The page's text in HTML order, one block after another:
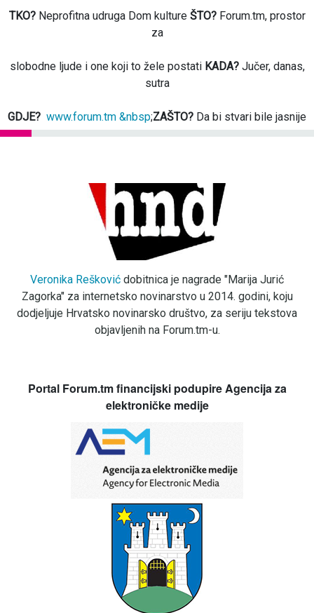
TKO?Neprofitna udruga Dom kulture ŠTO?Forum.tm, prostor
za
slobodne ljude i one koji to žele postati KADA?Jučer, danas,
sutra
GDJE? www.forum.tm &nbsp;ZAŠTO? Da bi stvari bile jasnije
Veronika Rešković dobitnica je nagrade "Marija Jurić
Zagorka" za internetsko novinarstvo u 2014. godini, koju
dodjeljuje Hrvatsko novinarsko društvo, za seriju tekstova
objavljenih na Forum.tm-u.
Portal Forum.tm financijski podupire Agencija za
elektroničke medije